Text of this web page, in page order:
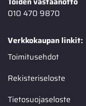
010 470 9870
Verkkokaupan linkit:
Toimitusehdot
Rekisteriseloste
Tietosuojaseloste